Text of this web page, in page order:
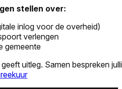
stellen over:
inlog voor de overheid)
verlengen
gemeente
uitleg. Samen bespreken